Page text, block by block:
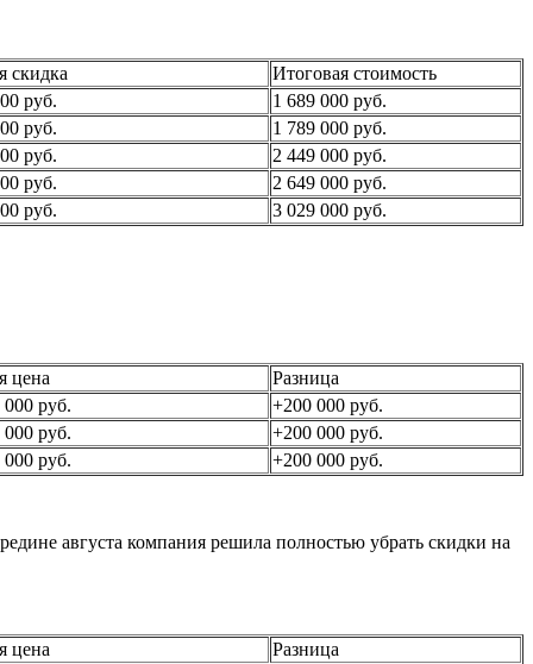
скидка
Итоговая стоимость
руб.
1 689 000 руб.
руб.
1 789 000 руб.
руб.
2 449 000 руб.
руб.
2 649 000 руб.
руб.
3 029 000 руб.
цена
Разница
000 руб.
+200 000 руб.
000 руб.
+200 000 руб.
000 руб.
+200 000 руб.
августа компания решила полностью убрать скидки на
цена
Разница